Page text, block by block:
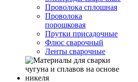
Проволока сплошная
Проволока
порошковая
Прутки присадочные
Флюс сварочный
Ленты сварочные